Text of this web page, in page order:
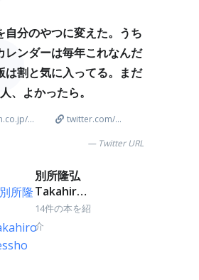
自分のやつに変えた。うち
レンダーは毎年これなんだ
は割と気に入ってる。まだ
、よかったら。
...
twitter.com/...
Twitter URL
別所隆弘
Takahiro
Bessho
14件の本を紹
介